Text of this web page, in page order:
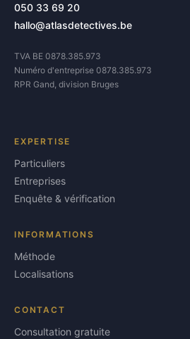
050 33 69 20
hallo@atlasdetectives.be
TVA BE 0878.385.973
Numéro d'entreprise 0878.385.973
RPR Gand, division Bruges
EXPERTISE
Particuliers
Entreprises
Enquête & vérification
INFORMATIONS
Méthode
Localisations
CONTACT
Consultation gratuite